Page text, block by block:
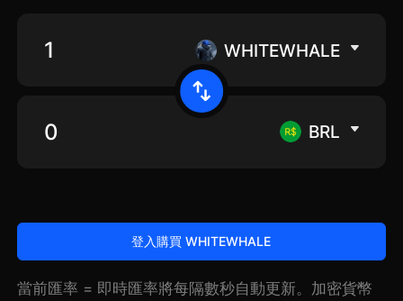
WHITEWHALE
BRL
登入購買 WHITEWHALE
當前匯率 = 即時匯率將每隔數秒自動更新。加密貨幣